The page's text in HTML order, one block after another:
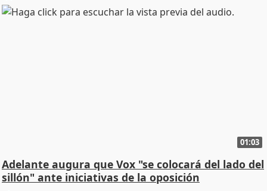
01:03
Adelante augura que Vox "se colocará del lado del
sillón" ante iniciativas de la oposición